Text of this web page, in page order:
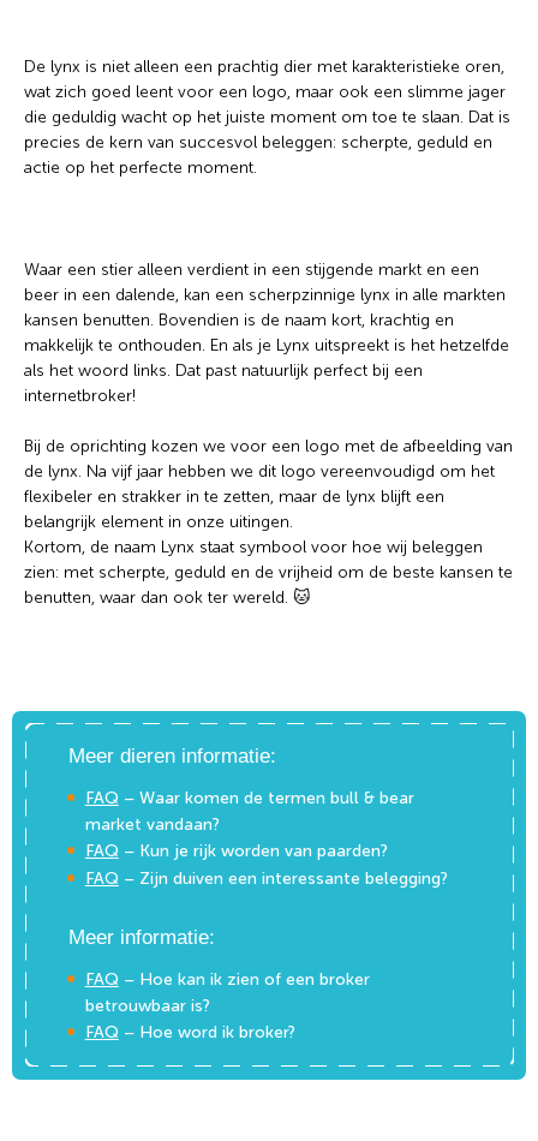
De lynx is niet alleen een prachtig dier met karakteristieke oren,
wat zich goed leent voor een logo, maar ook een slimme jager
die geduldig wacht op het juiste moment om toe te slaan. Dat is
precies de kern van succesvol beleggen: scherpte, geduld en
actie op het perfecte moment.
Waar een stier alleen verdient in een stijgende markt en een
beer in een dalende, kan een scherpzinnige lynx in alle markten
kansen benutten. Bovendien is de naam kort, krachtig en
makkelijk te onthouden. En als je Lynx uitspreekt is het hetzelfde
als het woord links. Dat past natuurlijk perfect bij een
internetbroker!
Bij de oprichting kozen we voor een logo met de afbeelding van
de lynx. Na vijf jaar hebben we dit logo vereenvoudigd om het
flexibeler en strakker in te zetten, maar de lynx blijft een
belangrijk element in onze uitingen.
Kortom, de naam Lynx staat symbool voor hoe wij beleggen
zien: met scherpte, geduld en de vrijheid om de beste kansen te
benutten, waar dan ook ter wereld. 🐱
Meer dieren informatie:
FAQ – Waar komen de termen bull & bear
market vandaan?
FAQ – Kun je rijk worden van paarden?
FAQ – Zijn duiven een interessante belegging?
Meer informatie:
FAQ – Hoe kan ik zien of een broker
betrouwbaar is?
FAQ – Hoe word ik broker?